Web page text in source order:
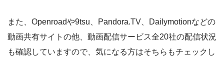
また、Openroadや9tsu、Pandora.TV、Dailymotionなどの
動画共有サイトの他、動画配信サービス全20社の配信状況
も確認していますので、気になる方はそちらもチェックし